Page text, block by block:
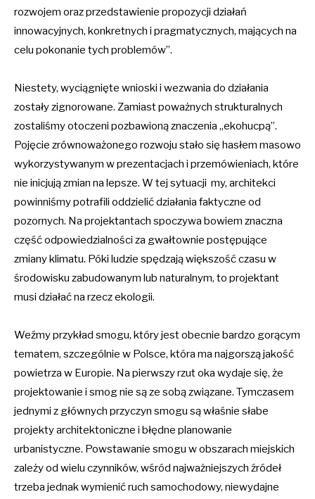
rozwojem oraz przedstawienie propozycji działań
innowacyjnych, konkretnych i pragmatycznych, mających na
celu pokonanie tych problemów”.
Niestety, wyciągnięte wnioski i wezwania do działania
zostały zignorowane. Zamiast poważnych strukturalnych
zostaliśmy otoczeni pozbawioną znaczenia „ekohucpą”.
Pojęcie zrównoważonego rozwoju stało się hasłem masowo
wykorzystywanym w prezentacjach i przemówieniach, które
nie inicjują zmian na lepsze. W tej sytuacji my, architekci
powinniśmy potrafili oddzielić działania faktyczne od
pozornych. Na projektantach spoczywa bowiem znaczna
część odpowiedzialności za gwałtownie postępujące
zmiany klimatu. Póki ludzie spędzają większość czasu w
środowisku zabudowanym lub naturalnym, to projektant
musi działać na rzecz ekologii.
Weźmy przykład smogu, który jest obecnie bardzo gorącym
tematem, szczególnie w Polsce, która ma najgorszą jakość
powietrza w Europie. Na pierwszy rzut oka wydaje się, że
projektowanie i smog nie są ze sobą związane. Tymczasem
jednymi z głównych przyczyn smogu są właśnie słabe
projekty architektoniczne i błędne planowanie
urbanistyczne. Powstawanie smogu w obszarach miejskich
zależy od wielu czynników, wśród najważniejszych źródeł
trzeba jednak wymienić ruch samochodowy, niewydajne